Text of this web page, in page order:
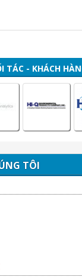
- KHÁCH
TÔI